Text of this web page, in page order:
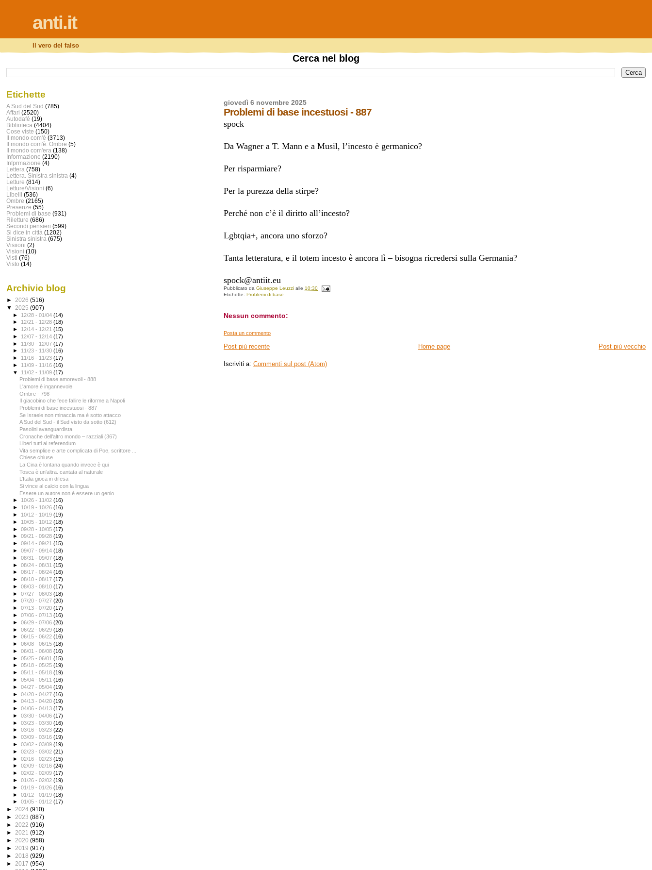
anti.it
Il vero del falso
Cerca nel blog
giovedì 6 novembre 2025
Problemi di base incestuosi - 887
spock
Da Wagner a T. Mann e a Musil, l’incesto è germanico?
Per risparmiare?
Per la purezza della stirpe?
Perché non c’è il diritto all’incesto?
Lgbtqia+, ancora uno sforzo?
Tanta letteratura, e il totem incesto è ancora lì – bisogna ricredersi sulla Germania?
spock@antiit.eu
Pubblicato daGiuseppe Leuzzi alle 10:30
Etichette:Problemi di base
Nessun commento:
Posta un commento
Post più recente Post più vecchio
Home page
Iscriviti a:Commenti sul post (Atom)
Etichette
A Sud del Sud (785)
Affari (2520)
Autodafé (19)
Biblioteca (4404)
Cose viste (150)
Il mondo com'è (3713)
Il mondo com'è. Ombre (5)
Il mondo com'era (138)
Informazione (2190)
Infprmazione (4)
Lettera (758)
Lettera. Sinistra sinistra (4)
Letture (814)
Letture\Visioni (6)
Libelli (536)
Ombre (2165)
Presenze (55)
Problemi di base (931)
Riletture (686)
Secondi pensieri (599)
Si dice in città (1202)
Sinistra sinistra (675)
Visiioni (2)
Visioni (10)
Visti (76)
Visto (14)
Archivio blog
► 2026 (516)
▼ 2025 (907)
► 12/28 - 01/04(14)
► 12/21 - 12/28(18)
► 12/14 - 12/21(15)
► 12/07 - 12/14(17)
► 11/30 - 12/07(17)
► 11/23 - 11/30(16)
► 11/16 - 11/23(17)
► 11/09 - 11/16(16)
▼ 11/02 - 11/09(17)
Problemi di base amorevoli - 888
L'amore è ingannevole
Ombre - 798
Il giacobino che fece fallire le riforme a Napoli
Problemi di base incestuosi - 887
Se Israele non minaccia ma è sotto attacco
A Sud del Sud - il Sud visto da sotto (612)
Pasolini avanguardista
Cronache dell’altro mondo – razziali (367)
Liberi tutti ai referendum
Vita semplice e arte complicata di Poe, scrittore ...
Chiese chiuse
La Cina è lontana quando invece è qui
Tosca è un'altra. cantata al naturale
L’Italia gioca in difesa
Si vince al calcio con la lingua
Essere un autore non è essere un genio
► 10/26 - 11/02(16)
► 10/19 - 10/26(16)
► 10/12 - 10/19(19)
► 10/05 - 10/12(18)
►09/28 - 10/05(17)
►09/21 - 09/28(19)
►09/14 - 09/21(15)
►09/07 - 09/14(18)
►08/31 - 09/07(18)
►08/24 - 08/31(15)
►08/17 - 08/24(16)
►08/10 - 08/17(17)
►08/03 - 08/10(17)
►07/27 - 08/03(18)
►07/20 - 07/27(20)
►07/13 - 07/20(17)
►07/06 - 07/13(16)
►06/29 - 07/06(20)
►06/22 - 06/29(18)
►06/15 - 06/22(16)
►06/08 - 06/15(18)
►06/01 - 06/08(16)
►05/25 - 06/01(15)
►05/18 - 05/25(19)
►05/11 - 05/18(19)
►05/04 - 05/11(16)
►04/27 - 05/04(19)
►04/20 - 04/27(16)
►04/13 - 04/20(19)
►04/06 - 04/13(17)
►03/30 - 04/06(17)
►03/23 - 03/30(16)
►03/16 - 03/23(22)
►03/09 - 03/16(19)
►03/02 - 03/09(19)
►02/23 - 03/02(21)
►02/16 - 02/23(15)
►02/09 - 02/16(24)
►02/02 - 02/09(17)
►01/26 - 02/02(19)
►01/19 - 01/26(16)
►01/12 - 01/19(18)
►01/05 - 01/12(17)
► 2024 (910)
► 2023 (887)
► 2022 (916)
► 2021 (912)
► 2020 (958)
► 2019 (917)
► 2018 (929)
► 2017 (954)